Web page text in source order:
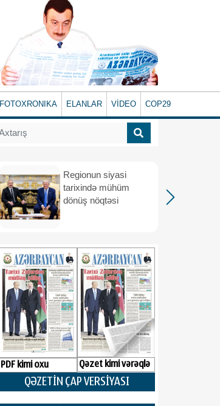
FOTOXRONIKA ELANLAR VİDEO COP29
Regionun siyasi
tarixində mühüm
dönüş nöqtəsi
PDF kimi oxu Qəzet kimi vərəqlə
QƏZETİN ÇAP VERSİYASI